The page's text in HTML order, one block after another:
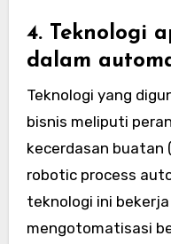
4. Teknologi
dalam
Teknologi yang
bisnis meliputi
kecerdasan buatan
robotic process
teknologi ini
mengotomatisasi